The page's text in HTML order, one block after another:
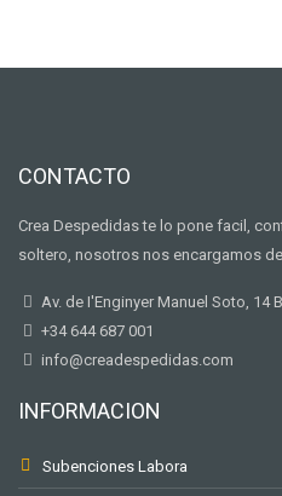
CONTACTO
Crea Despedidas te lo pone facil,
soltero, nosotros nos encargamos
Av. de I'Enginyer Manuel Soto, 14
+34 644 687 001
info@creadespedidas.com
INFORMACION
Subenciones Labora